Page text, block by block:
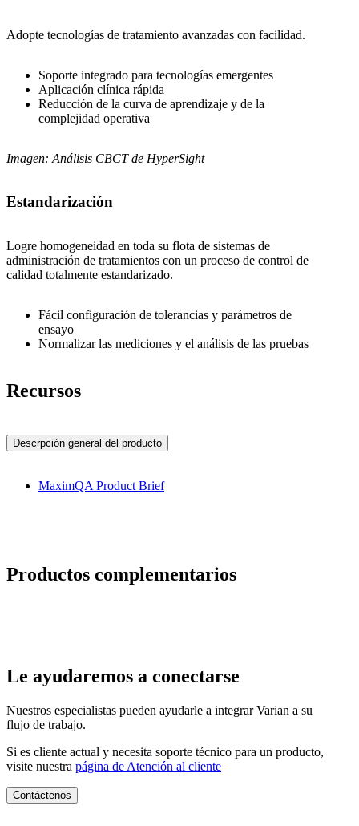
Adopte tecnologías de tratamiento avanzadas con facilidad.
Soporte integrado para tecnologías emergentes
Aplicación clínica rápida
Reducción de la curva de aprendizaje y de la
complejidad operativa
Imagen: Análisis CBCT de HyperSight
Estandarización
Logre homogeneidad en toda su flota de sistemas de
administración de tratamientos con un proceso de control de
calidad totalmente estandarizado.
Fácil configuración de tolerancias y parámetros de
ensayo
Normalizar las mediciones y el análisis de las pruebas
Recursos
Descrpción general del producto
MaximQA Product Brief
Productos complementarios
Le ayudaremos a conectarse
Nuestros especialistas pueden ayudarle a integrar Varian a su
flujo de trabajo.
Si es cliente actual y necesita soporte técnico para un producto,
visite nuestra página de Atención al cliente
Contáctenos